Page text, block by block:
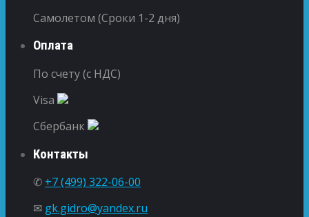
Самолетом (Сроки 1-2 дня)
Оплата
По счету (с НДС)
Visa
Сбербанк
Контакты
✆ +7 (499) 322-06-00
✉ gk.gidro@yandex.ru